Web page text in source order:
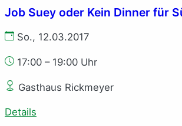
Job Suey oder Kein Dinner für
So., 12.03.2017
17:00 – 19:00 Uhr
Gasthaus Rickmeyer
Details